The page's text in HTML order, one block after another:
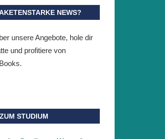
NEWS?
unsere Angebote, hole dir
und profitiere von
STUDIUM